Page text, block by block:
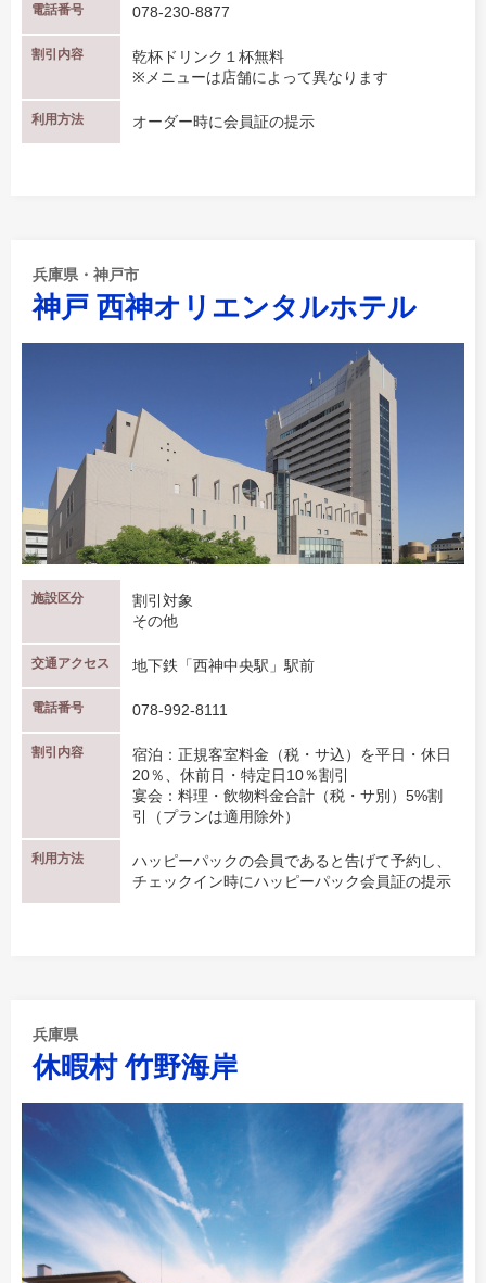
電話番号 078-230-8877
割引内容
乾杯ドリンク１杯無料
※メニューは店舗によって異なります
利用方法 オーダー時に会員証の提示
兵庫県・神戸市
神戸 西神オリエンタルホテル
施設区分
割引対象
その他
交通アクセス 地下鉄「西神中央駅」駅前
電話番号 078-992-8111
割引内容
宿泊：正規客室料金（税・サ込）を平日・休日
20％、休前日・特定日10％割引
宴会：料理・飲物料金合計（税・サ別）5%割
引（プランは適用除外）
利用方法
ハッピーパックの会員であると告げて予約し、
チェックイン時にハッピーパック会員証の提示
兵庫県
休暇村 竹野海岸